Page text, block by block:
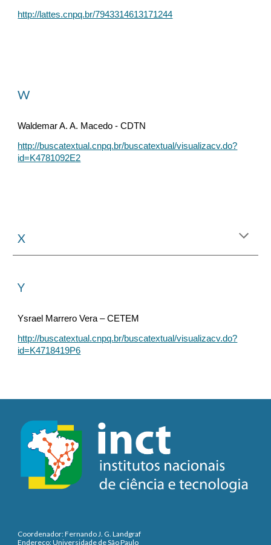
http://lattes.cnpq.br/7943314613171244
W
Waldemar A. A. Macedo - CDTN
http://buscatextual.cnpq.br/buscatextual/visualizacv.do?
id=K4781092E2
X
Y
Ysrael Marrero Vera – CETEM
http://buscatextual.cnpq.br/buscatextual/visualizacv.do?
id=K4718419P6
Coordenador: Fernando J. G. Landgraf
Endereço: Universidade de São Paulo